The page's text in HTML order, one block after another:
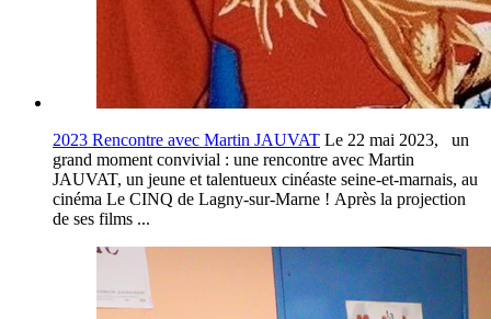
2023 Rencontre avec Martin JAUVAT Le 22 mai 2023, un
grand moment convivial : une rencontre avec Martin
JAUVAT, un jeune et talentueux cinéaste seine-et-marnais, au
cinéma Le CINQ de Lagny-sur-Marne ! Après la projection
de ses films ...